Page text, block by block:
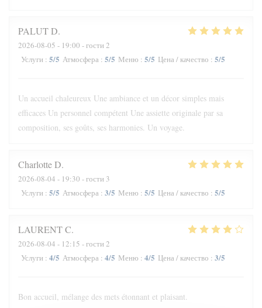
PALUTD
2026-08-05 - 19:00 - гости 2
Услуги : 5/5 Атмосфера : 5/5 Меню : 5/5 Цена / качество : 5/5
Un accueil chaleureux Une ambiance et un décor simples mais
efficaces Un personnel compétent Une assiette originale par sa
composition, ses goûts, ses harmonies. Un voyage.
CharlotteD
2026-08-04 - 19:30 - гости 3
Услуги : 5/5 Атмосфера : 3/5 Меню : 5/5 Цена / качество : 5/5
LAURENTC
2026-08-04 - 12:15 - гости 2
Услуги : 4/5 Атмосфера : 4/5 Меню : 4/5 Цена / качество : 3/5
Bon accueil, mélange des mets étonnant et plaisant.